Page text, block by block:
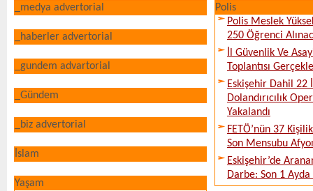
_medya advertorial
_haberler advertorial
_gundem advartorial
_Gündem
_biz advertorial
İslam
Yaşam
Polis
Polis Meslek
250 Öğrenci
İl Güvenlik Ve
Toplantısı
Eskişehir Dahil
Dolandırıcılık
Yakalandı
FETÖ’nün 37
Son Mensubu
Eskişehir’de
Darbe: Son 1 Ayda